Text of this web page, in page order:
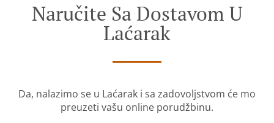
Naručite Sa Dostavom U
Laćarak
Da, nalazimo se u Laćarak i sa zadovoljstvom će mo
preuzeti vašu online porudžbinu.